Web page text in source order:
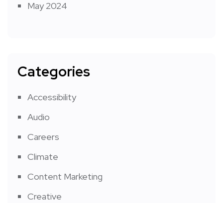
May 2024
Categories
Accessibility
Audio
Careers
Climate
Content Marketing
Creative